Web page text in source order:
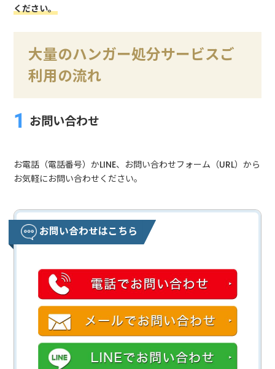
ください。
大量のハンガー処分サービスご
利用の流れ
お問い合わせ
お電話（電話番号）かLINE、お問い合わせフォーム（URL）から
お気軽にお問い合わせください。
お問い合わせはこちら